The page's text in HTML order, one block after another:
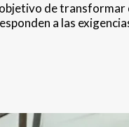
objetivo de
a las